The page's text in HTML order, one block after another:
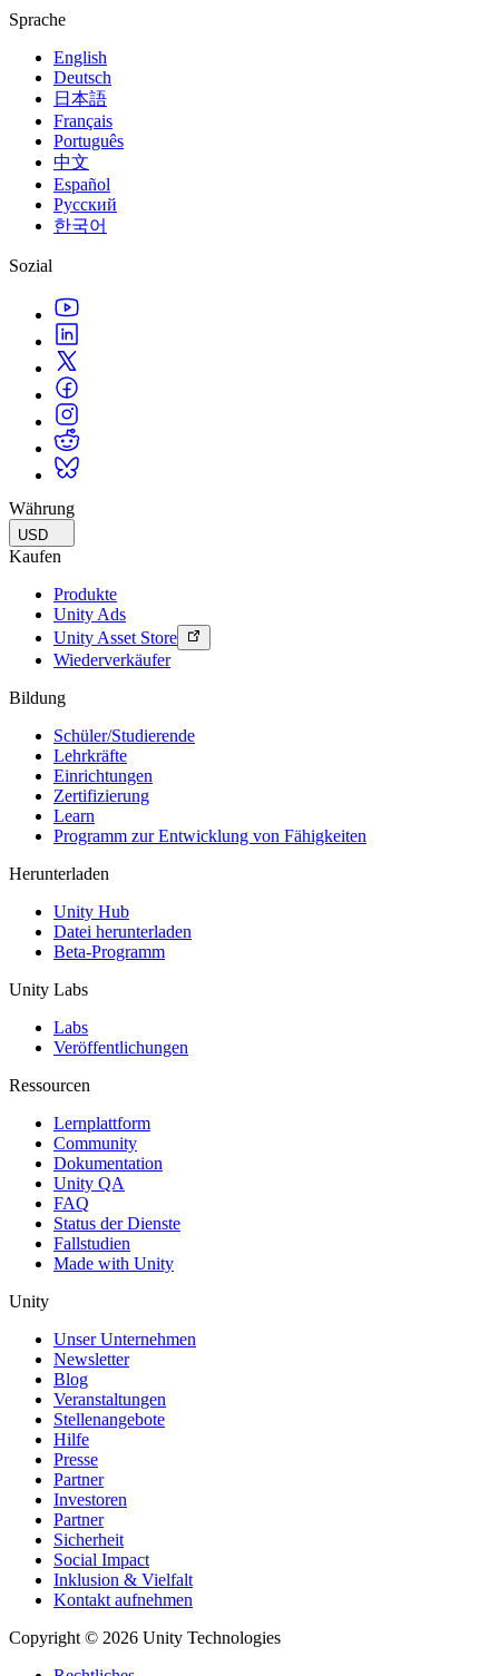
Sprache
English
Deutsch
日本語
Français
Português
中文
Español
Русский
한국어
Sozial
Währung
USD
Kaufen
Produkte
Unity Ads
Unity Asset Store
Wiederverkäufer
Bildung
Schüler/Studierende
Lehrkräfte
Einrichtungen
Zertifizierung
Learn
Programm zur Entwicklung von Fähigkeiten
Herunterladen
Unity Hub
Datei herunterladen
Beta-Programm
Unity Labs
Labs
Veröffentlichungen
Ressourcen
Lernplattform
Community
Dokumentation
Unity QA
FAQ
Status der Dienste
Fallstudien
Made with Unity
Unity
Unser Unternehmen
Newsletter
Blog
Veranstaltungen
Stellenangebote
Hilfe
Presse
Partner
Investoren
Partner
Sicherheit
Social Impact
Inklusion & Vielfalt
Kontakt aufnehmen
Copyright © 2026 Unity Technologies